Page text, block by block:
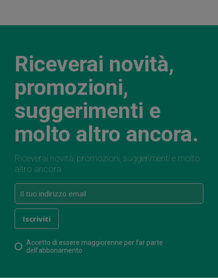
Riceverai novità,
promozioni,
suggerimenti e
molto altro ancora.
Riceverai novità, promozioni, suggerimenti e molto
altro ancora.
Accetto di essere maggiorenne per far parte
dell'abbonamento